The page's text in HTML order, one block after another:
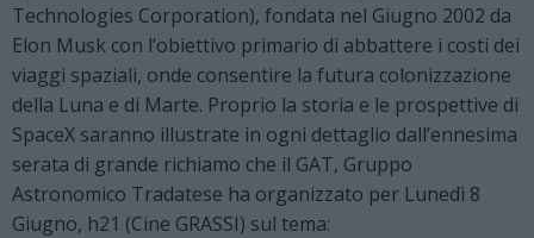
Technologies Corporation), fondata nel Giugno 2002 da
Elon Musk con l’obiettivo primario di abbattere i costi dei
viaggi spaziali, onde consentire la futura colonizzazione
della Luna e di Marte. Proprio la storia e le prospettive di
SpaceX saranno illustrate in ogni dettaglio dall’ennesima
serata di grande richiamo che il GAT, Gruppo
Astronomico Tradatese ha organizzato per Lunedì 8
Giugno, h21 (Cine GRASSI) sul tema: